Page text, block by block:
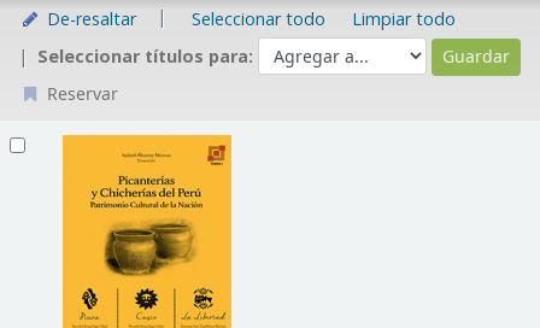
De-resaltar Seleccionar todo
Limpiar todo
Seleccionar títulos para:
Reservar